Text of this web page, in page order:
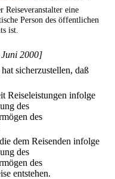
Reiseveranstalter eine
Person des öffentlichen
ist.
2000]
sicherzustellen, daß
Reiseleistungen infolge
des
des
dem Reisenden infolge
des
des
entstehen.